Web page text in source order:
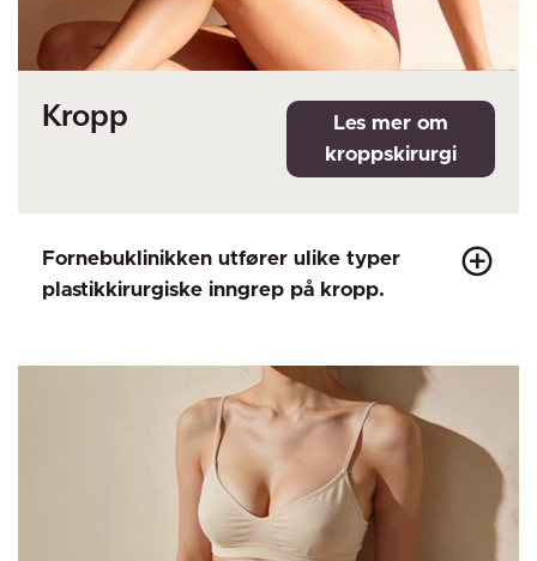
Kropp
Fornebuklinikken utfører ulike typer
plastikkirurgiske inngrep på kropp.